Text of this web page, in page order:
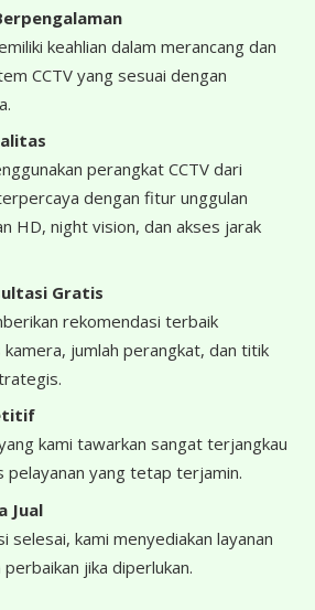
keahlian dalam merancang dan
CCTV yang sesuai dengan
perangkat CCTV dari
dengan fitur unggulan
HD, night vision, dan akses jarak
Gratis
rekomendasi terbaik
jumlah perangkat, dan titik
kami tawarkan sangat terjangkau
pelayanan yang tetap terjamin.
Jual
selesai, kami menyediakan layanan
jika diperlukan.